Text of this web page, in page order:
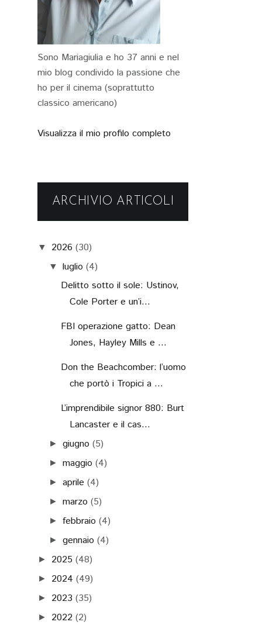
Sono Mariagiulia e ho 37 anni e nel
mio blog condivido la passione che
ho per il cinema (soprattutto
classico americano)
Visualizza il mio profilo completo
ARCHIVIO ARTICOLI
▼ 2026 (30)
▼ luglio (4)
Delitto sotto il sole: Ustinov,
Cole Porter e un’i...
FBI operazione gatto: Dean
Jones, Hayley Mills e ...
Don the Beachcomber: l’uomo
che portò i Tropici a ...
L’imprendibile signor 880: Burt
Lancaster e il cas...
►giugno (5)
►maggio (4)
►aprile (4)
►marzo (5)
►febbraio (4)
►gennaio (4)
► 2025 (48)
► 2024 (49)
► 2023 (35)
► 2022 (2)